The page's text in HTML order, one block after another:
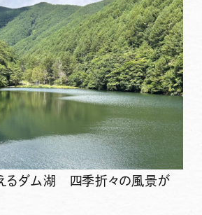
るダム湖 四季折々の風景が